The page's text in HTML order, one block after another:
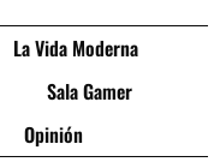
La Vida Moderna
Sala Gamer
Opinión